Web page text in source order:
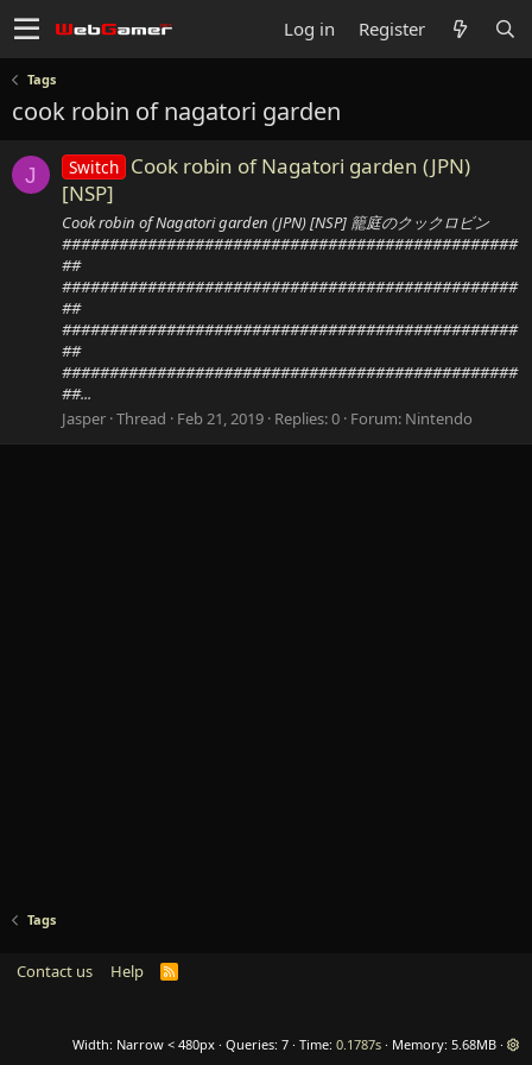
Log in Register
Tags
cook robin of nagatori garden
J Switch Cook robin of Nagatori garden (JPN)
[NSP]
Cook robin of Nagatori garden (JPN) [NSP] 籠庭のクックロビン
################################################
##
################################################
##
################################################
##
################################################
##...
Jasper Thread Feb 21, 2019 Replies: 0 Forum: Nintendo
Tags
Contact us Help
R
Width Queries 7 Time 0.1787s Memory 5.68MB